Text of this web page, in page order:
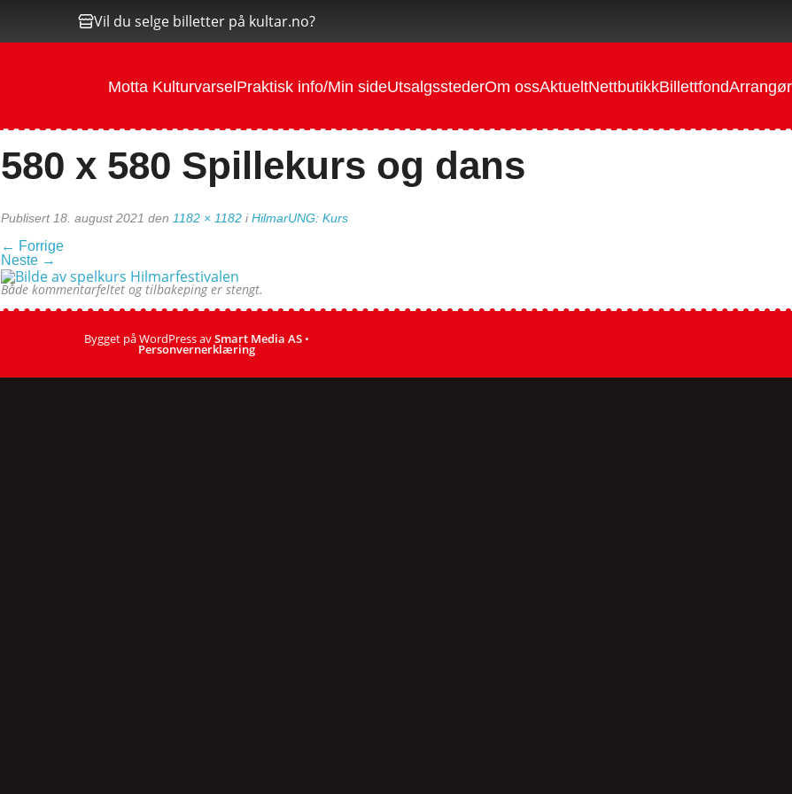
Vil du selge billetter på kultar.no?
Motta KulturvarselPraktisk info/Min sideUtsalgsstederOm ossAktueltNettbutikkBillettfondArrangør
580 x 580 Spillekurs og dans
Publisert 18. august 2021 den 1182 × 1182 iHilmarUNG: Kurs
← Forrige
Neste →
Både kommentarfeltet og tilbakeping er stengt.
Bygget på WordPress avSmart Media AS •
Personvernerklæring